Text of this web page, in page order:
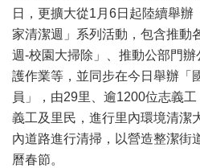
日，更擴大從1月6日起陸續舉辦
家清潔週」系列活動，包含推動
週-校園大掃除」、推動公部門
護作業等，並同步在今日舉辦「
員」，由29里、逾1200位志義
義工及里民，進行里內環境清潔
內道路進行清掃，以營造整潔街
曆春節。